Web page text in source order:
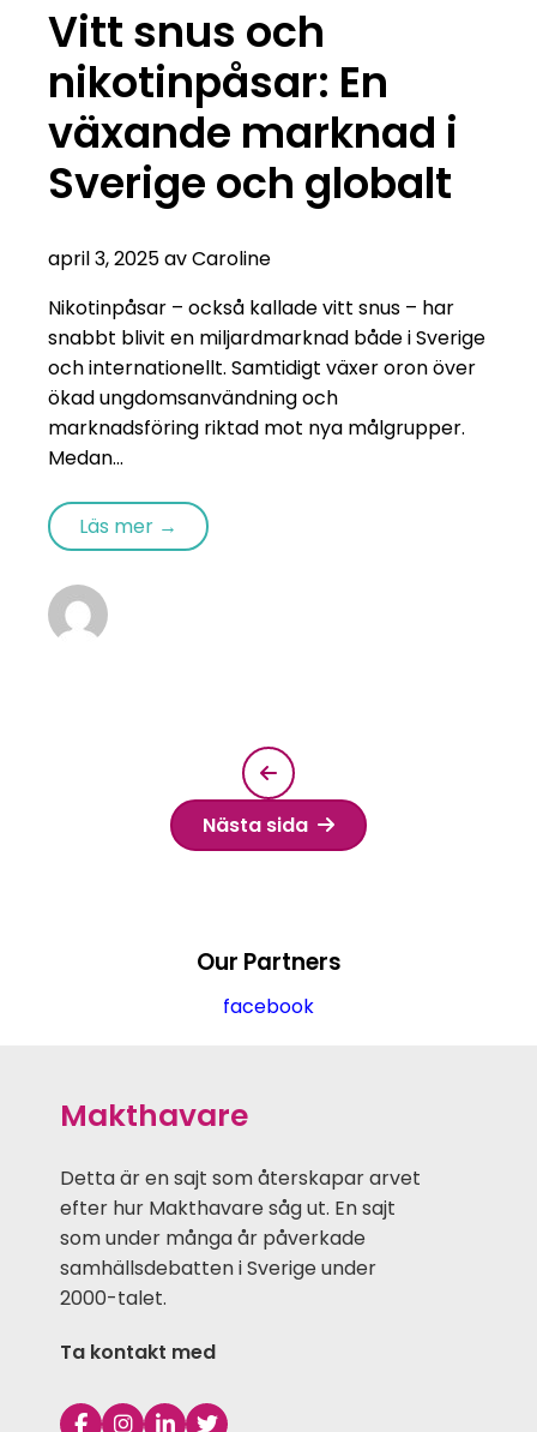
Vitt snus och
nikotinpåsar: En
växande marknad i
Sverige och globalt
april 3, 2025 av Caroline
Nikotinpåsar – också kallade vitt snus – har
snabbt blivit en miljardmarknad både i Sverige
och internationellt. Samtidigt växer oron över
ökad ungdomsanvändning och
marknadsföring riktad mot nya målgrupper.
Medan...
Läs mer →
Nästa sida
Our Partners
facebook
Makthavare
Detta är en sajt som återskapar arvet
efter hur Makthavare såg ut. En sajt
som under många år påverkade
samhällsdebatten i Sverige under
2000-talet.
Ta kontakt med